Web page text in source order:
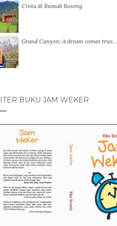
Cinta di Rumah Kosong
Grand Canyon: A dream comes true…
BUKU JAM WEKER